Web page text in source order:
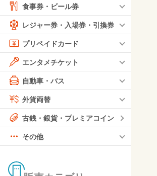
食事券・ビール券
レジャー券・入場券・引換券
プリペイドカード
エンタメチケット
自動車・バス
外貨両替
古銭・銀貨・プレミアコイン
その他